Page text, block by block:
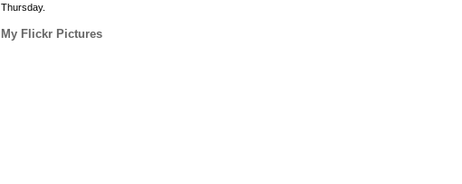
Thursday.
My Flickr Pictures